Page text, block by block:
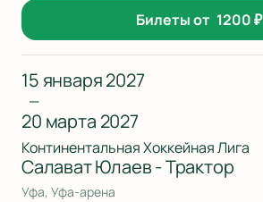
Билеты от 1200₽
15 января 2027
—
20 марта 2027
Континентальная Хоккейная Лига
Салават Юлаев - Трактор
Уфа, Уфа-арена